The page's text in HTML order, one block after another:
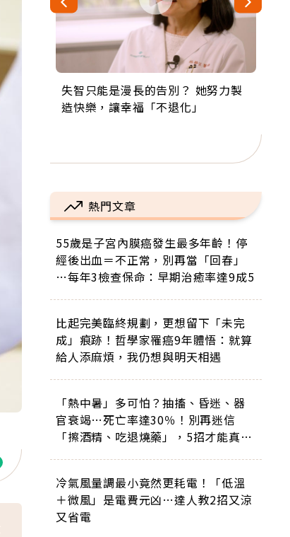
失智只能是漫長的告別？ 她努力製
造快樂，讓幸福「不退化」
來自剛果的巧克力神父 為台灣奉獻
36年 「台灣是我的家，我連作夢都
63歲卸矽谷副總、搬回台灣找快
樂！「蛋黃哥小丑」走進安養院，
104歲打破金氏世界紀錄 成為全球
最年長羽球選手，分享長壽的秘密
事業巔峰他選擇追夢…黑手阿伯拉
小提琴還登上小巨蛋！連CNN都大
熱門文章
55歲是子宮內膜癌發生最多年齡！停
經後出血＝不正常，別再當「回春」
…每年3檢查保命：早期治癒率達9成5
比起完美臨終規劃，更想留下「未完
成」痕跡！哲學家罹癌9年體悟：就算
給人添麻煩，我仍想與明天相遇
「熱中暑」多可怕？抽搐、昏迷、器
官衰竭…死亡率達30％！別再迷信
「擦酒精、吃退燒藥」，5招才能真救
冷氣風量調最小竟然更耗電！「低溫
＋微風」是電費元凶…達人教2招又涼
又省電